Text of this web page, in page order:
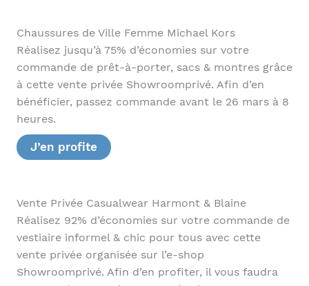
Chaussures de Ville Femme Michael Kors
Réalisez jusqu’à 75% d’économies sur votre
commande de prêt-à-porter, sacs & montres grâce
à cette vente privée Showroomprivé. Afin d’en
bénéficier, passez commande avant le 26 mars à 8
heures.
J’en profite
Vente Privée Casualwear Harmont & Blaine
Réalisez 92% d’économies sur votre commande de
vestiaire informel & chic pour tous avec cette
vente privée organisée sur l’e-shop
Showroomprivé. Afin d’en profiter, il vous faudra